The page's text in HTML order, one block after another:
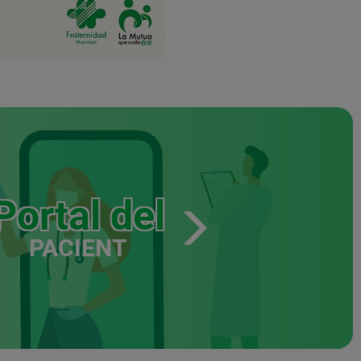
del
PACIENT